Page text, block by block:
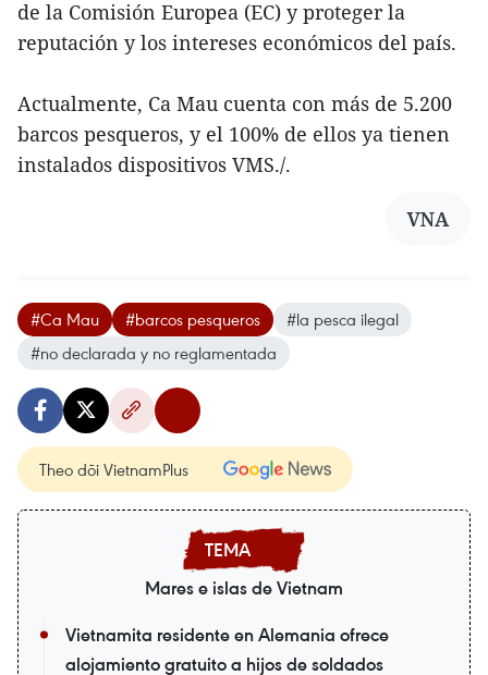
de la Comisión Europea (EC) y proteger la
reputación y los intereses económicos del país.
Actualmente, Ca Mau cuenta con más de 5.200
barcos pesqueros, y el 100% de ellos ya tienen
instalados dispositivos VMS./.
VNA
#Ca Mau #barcos pesqueros
#la pesca ilegal
#no declarada y no reglamentada
Theo dõi VietnamPlus
Mares e islas de Vietnam
Vietnamita residente en Alemania ofrece
alojamiento gratuito a hijos de soldados